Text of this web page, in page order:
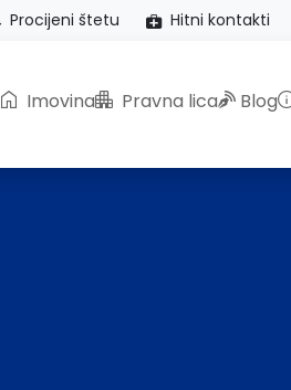
Procijeni štetu Hitni kontakti
Imovina Pravna lica Blog